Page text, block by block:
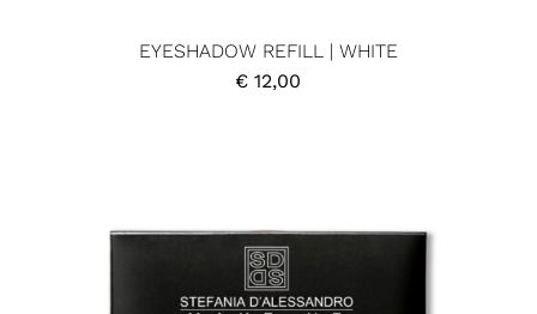
EYESHADOW REFILL | WHITE
€ 12,00